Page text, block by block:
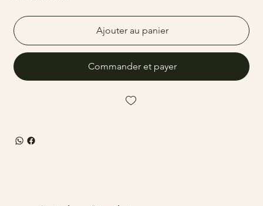
Ajouter au panier
Commander et payer